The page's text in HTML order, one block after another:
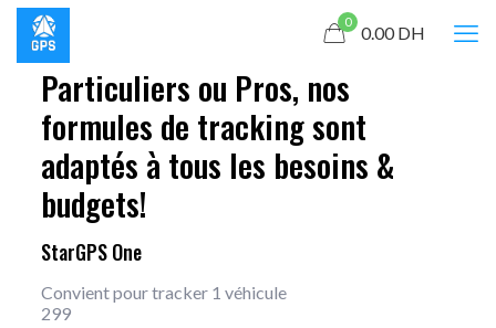
0
0.00DH
Particuliers ou Pros, nos
formules de tracking sont
adaptés à tous les besoins &
budgets!
StarGPS One
Convient pour tracker 1 véhicule
299